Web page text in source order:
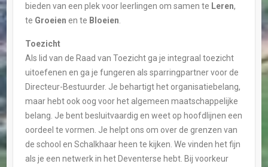
bieden van een plek voor leerlingen om samen te Leren,
te Groeien en te Bloeien
Toezicht
Als lid van de Raad van Toezicht ga je integraal toezicht
uitoefenen en ga je fungeren als sparringpartner voor de
Directeur-Bestuurder. Je behartigt het organisatiebelang,
maar hebt ook oog voor het algemeen maatschappelijke
belang. Je bent besluitvaardig en weet op hoofdlijnen een
oordeel te vormen. Je helpt ons om over de grenzen van
de school en Schalkhaar heen te kijken. We vinden het fijn
als je een netwerk in het Deventerse hebt. Bij voorkeur